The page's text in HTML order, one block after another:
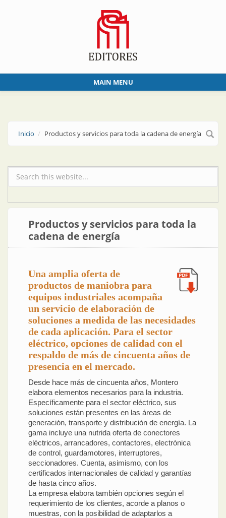
MAIN MENU
Inicio Productos y servicios para toda la cadena de energía
Formulario de búsqueda
Productos y servicios para toda la
cadena de energía
Una amplia oferta de
productos de maniobra para
equipos industriales acompaña
un servicio de elaboración de
soluciones a medida de las necesidades
de cada aplicación. Para el sector
eléctrico, opciones de calidad con el
respaldo de más de cincuenta años de
presencia en el mercado.
Desde hace más de cincuenta años, Montero
elabora elementos necesarios para la industria.
Específicamente para el sector eléctrico, sus
soluciones están presentes en las áreas de
generación, transporte y distribución de energía. La
gama incluye una nutrida oferta de conectores
eléctricos, arrancadores, contactores, electrónica
de control, guardamotores, interruptores,
seccionadores. Cuenta, asimismo, con los
certificados internacionales de calidad y garantías
de hasta cinco años.
La empresa elabora también opciones según el
requerimiento de los clientes, acorde a planos o
muestras, con la posibilidad de adaptarlos a